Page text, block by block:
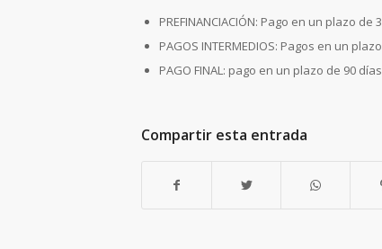
PREFINANCIACIÓN: Pago en un plazo
PAGOS INTERMEDIOS: Pagos en un
PAGO FINAL: pago en un plazo de 90
Compartir esta entrada